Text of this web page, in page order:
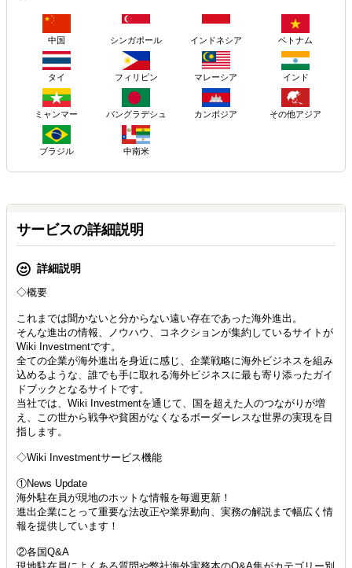
中国 シンガポール インドネシア ベトナム
タイ フィリピン マレーシア インド
ミャンマー バングラデシュ カンボジア その他アジア
ブラジル 中南米
サービスの詳細説明
詳細説明
◇概要
これまでは聞かないと分からない遠い存在であった海外進出。
そんな進出の情報、ノウハウ、コネクションが集約しているサイトが
Wiki Investmentです。
全ての企業が海外進出を身近に感じ、企業戦略に海外ビジネスを組み
込めるような、誰でも手に取れる海外ビジネスに最も寄り添ったガイ
ドブックとなるサイトです。
当社では、Wiki Investmentを通じて、国を超えた人のつながりが増
え、この世から戦争や貧困がなくなるボーダーレスな世界の実現を目
指します。
◇Wiki Investmentサービス機能
①News Update
海外駐在員が現地のホットな情報を毎週更新！
進出企業にとって重要な法改正や業界動向、実務の解説まで幅広く情
報を提供しています！
②各国Q&A